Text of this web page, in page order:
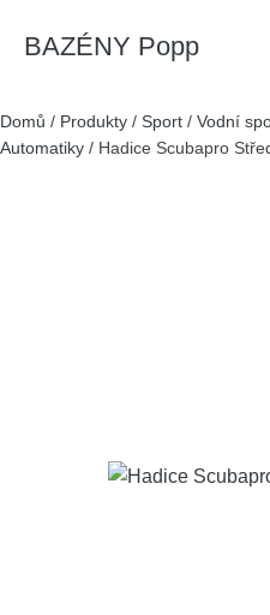
BAZÉNY Popp
Domů / Produkty / Sport / Vodní
Automatiky / Hadice Scubapro